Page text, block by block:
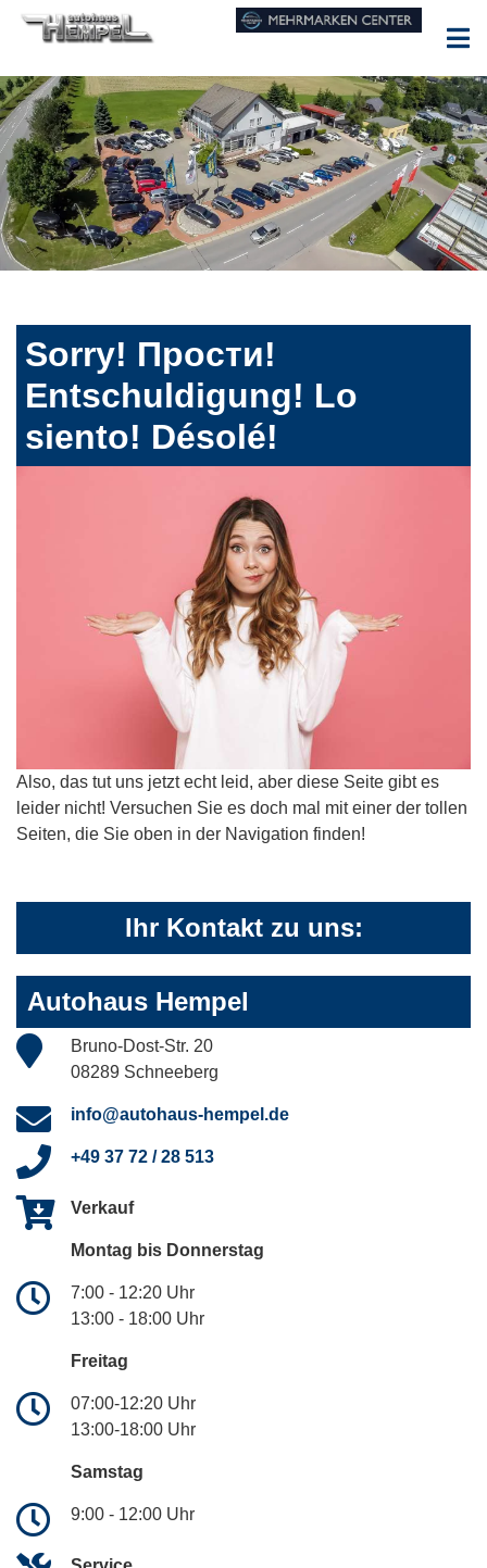
Sorry! Прости!
Entschuldigung! Lo
siento! Désolé!
Also, das tut uns jetzt echt leid, aber diese Seite gibt es
leider nicht! Versuchen Sie es doch mal mit einer der tollen
Seiten, die Sie oben in der Navigation finden!
Ihr Kontakt zu uns:
Autohaus Hempel
Bruno-Dost-Str. 20
08289 Schneeberg
info@autohaus-hempel.de
+49 37 72 / 28 513
Verkauf
Montag bis Donnerstag
7:00 - 12:20 Uhr
13:00 - 18:00 Uhr
Freitag
07:00-12:20 Uhr
13:00-18:00 Uhr
Samstag
9:00 - 12:00 Uhr